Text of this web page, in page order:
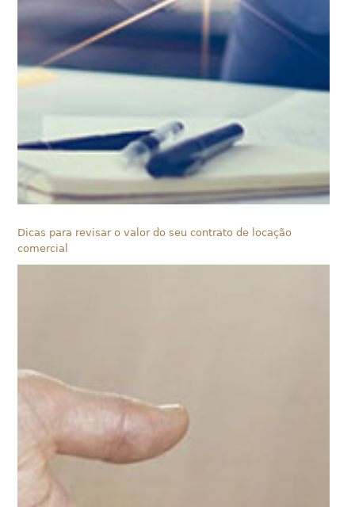
Dicas para revisar o valor do seu contrato de locação
comercial